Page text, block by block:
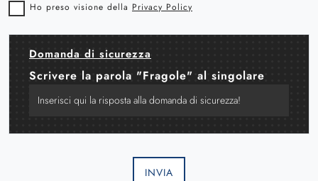
Ho preso visione della Privacy Policy
Domanda di sicurezza
Scrivere la parola "Fragole" al singolare
INVIA